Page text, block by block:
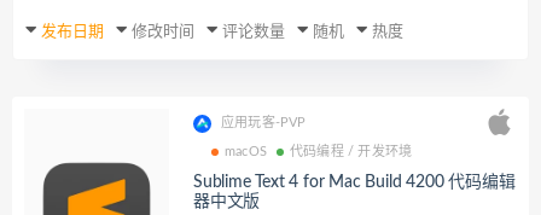
发布日期 修改时间 评论数量 随机 热度
应用玩客-PVP
macOS 代码编程 / 开发环境
Sublime Text 4 for Mac Build 4200 代码编辑
器中文版